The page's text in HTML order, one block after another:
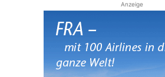
Anzeige